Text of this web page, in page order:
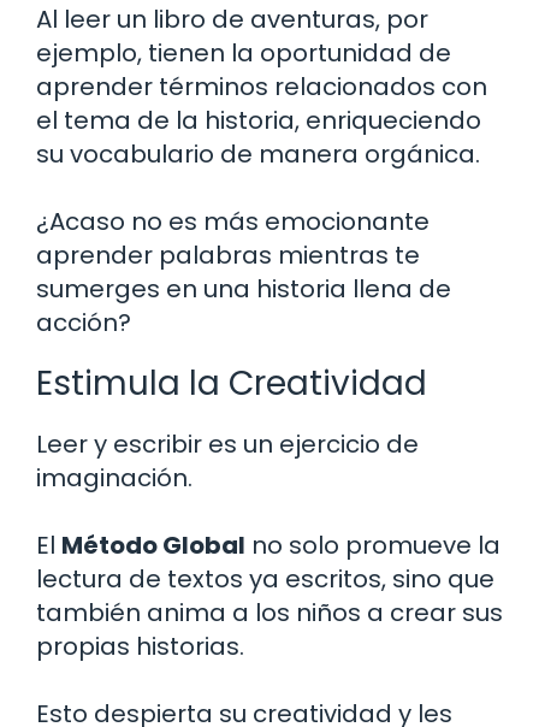
Al leer un libro de aventuras, por
ejemplo, tienen la oportunidad de
aprender términos relacionados con
el tema de la historia, enriqueciendo
su vocabulario de manera orgánica.
¿Acaso no es más emocionante
aprender palabras mientras te
sumerges en una historia llena de
acción?
Estimula la Creatividad
Leer y escribir es un ejercicio de
imaginación.
El Método Global no solo promueve la
lectura de textos ya escritos, sino que
también anima a los niños a crear sus
propias historias.
Esto despierta su creatividad y les